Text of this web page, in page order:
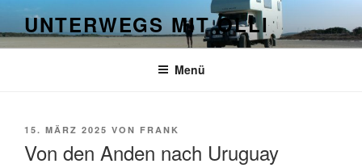
Inhalt
springen
UNTERWEGS MIT OLLI
Menü
VERÖFFENTLICHT
15. MÄRZ 2025 VON FRANK
Von den Anden nach Uruguay